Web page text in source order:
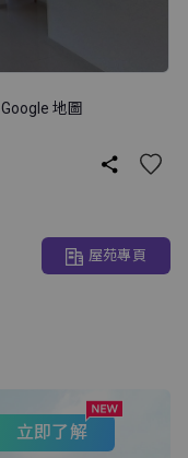
Google 地圖

屋苑專頁
立即了解